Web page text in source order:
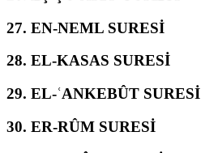
27. EN-NEML SURESİ
28. EL-KASAS SURESİ
29. EL-ʿANKEBÛT SURESİ
30. ER-RÛM SURESİ